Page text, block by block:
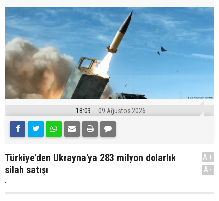
18:09 09 Ağustos 2026
Türkiye'den Ukrayna'ya 283 milyon dolarlık
silah satışı
.
A+
A-